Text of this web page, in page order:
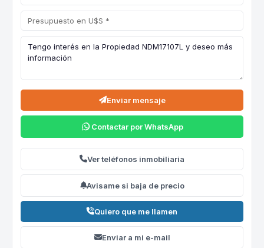
Enviar mensaje
Contactar por WhatsApp
Ver teléfonos inmobiliaria
Avisame si baja de precio
Quiero que me llamen
Enviar a mi e-mail